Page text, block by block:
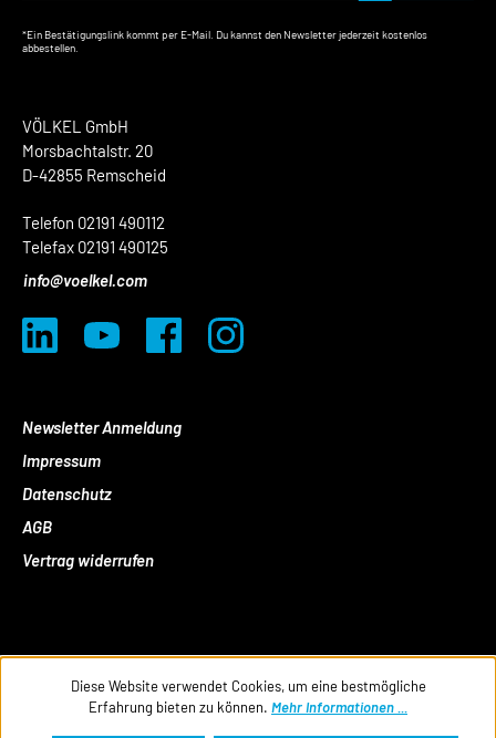
VÖLKEL GmbH
Morsbachtalstr. 20
D-42855 Remscheid
Telefon 02191 490112
Telefax 02191 490125
info@voelkel.com
Newsletter Anmeldung
Impressum
Datenschutz
AGB
Vertrag widerrufen
*Ein Bestätigungslink kommt per E-Mail. Du kannst den Newsletter jederzeit kostenlos
abbestellen.
Diese Website verwendet Cookies, um eine bestmögliche
Erfahrung bieten zu können. Mehr Informationen ...